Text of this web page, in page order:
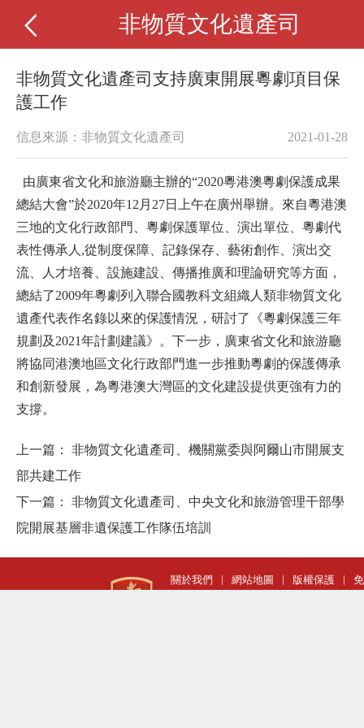
非物質文化遺產司
非物質文化遺產司支持廣東開展粵劇項目保
護工作
信息來源：非物質文化遺產司 2021-01-28
由廣東省文化和旅游廳主辦的“2020粵港澳粵劇保護成果
總結大會”於2020年12月27日上午在廣州舉辦。來自粵港澳
三地的文化行政部門、粵劇保護單位、演出單位、粵劇代
表性傳承人 ,從制度保障、記錄保存、藝術創作、演出交
流、人才培養、設施建設、傳播推廣和理論研究等方面 ，
總結了2009年粵劇列入聯合國教科文組織人類非物質文化
遺產代表作名錄以來的保護情況，研討了《粵劇保護三年
規劃及 2021年計劃建議》。下一步， 廣東省文化和旅游廳
將協同港澳地區文化行政部門進一步推動粵劇的保護傳承
和創新發展，為粵港澳大灣區的文化建設提供更強有力的
支撐。
上一篇： 非物質文化遺產司、機關黨委與阿爾山市開展支
部共建工作
下一篇： 非物質文化遺產司、中央文化和旅游管理干部學
院開展基層非遺保護工作隊伍培訓